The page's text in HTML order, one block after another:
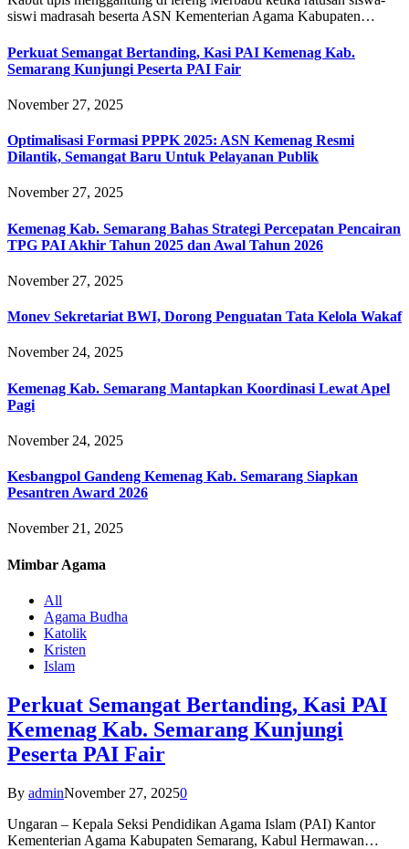
siswi madrasah beserta ASN Kementerian Agama Kabupaten…
Perkuat Semangat Bertanding, Kasi PAI Kemenag Kab.
Semarang Kunjungi Peserta PAI Fair
November 27, 2025
Optimalisasi Formasi PPPK 2025: ASN Kemenag Resmi
Dilantik, Semangat Baru Untuk Pelayanan Publik
November 27, 2025
Kemenag Kab. Semarang Bahas Strategi Percepatan Pencairan
TPG PAI Akhir Tahun 2025 dan Awal Tahun 2026
November 27, 2025
Monev Sekretariat BWI, Dorong Penguatan Tata Kelola Wakaf
November 24, 2025
Kemenag Kab. Semarang Mantapkan Koordinasi Lewat Apel
Pagi
November 24, 2025
Kesbangpol Gandeng Kemenag Kab. Semarang Siapkan
Pesantren Award 2026
November 21, 2025
Mimbar Agama
All
Agama Budha
Katolik
Kristen
Islam
Perkuat Semangat Bertanding, Kasi PAI
Kemenag Kab. Semarang Kunjungi
Peserta PAI Fair
By adminNovember 27, 20250
Ungaran – Kepala Seksi Pendidikan Agama Islam (PAI) Kantor
Kementerian Agama Kabupaten Semarang, Kabul Hermawan…